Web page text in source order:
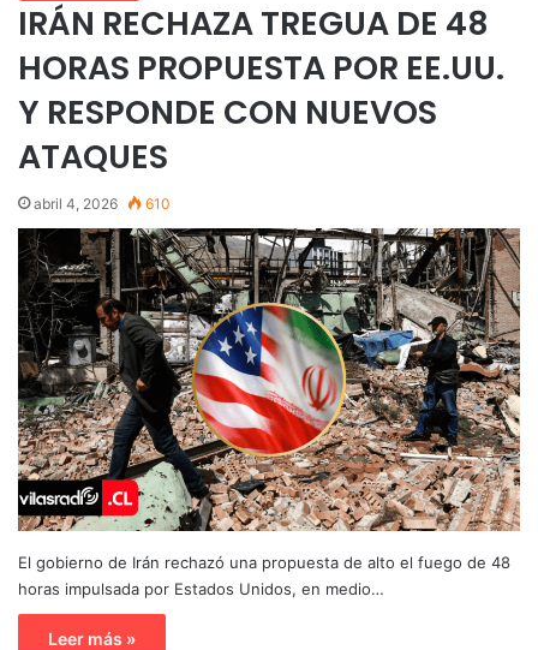
IRÁN RECHAZA TREGUA DE 48
HORAS PROPUESTA POR EE.UU.
Y RESPONDE CON NUEVOS
ATAQUES
abril 4, 2026 610
El gobierno de Irán rechazó una propuesta de alto el fuego de 48
horas impulsada por Estados Unidos, en medio…
Leer más »